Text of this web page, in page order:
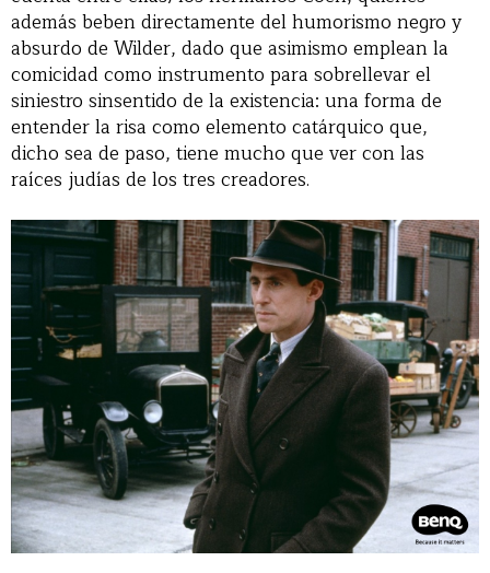
además beben directamente del humorismo negro y
absurdo de Wilder, dado que asimismo emplean la
comicidad como instrumento para sobrellevar el
siniestro sinsentido de la existencia: una forma de
entender la risa como elemento catárquico que,
dicho sea de paso, tiene mucho que ver con las
raíces judías de los tres creadores.